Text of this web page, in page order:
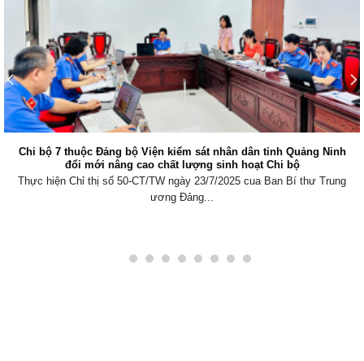
Viện kiểm sát nhân dân khu vực 6, Quảng Ninh tăng cường phối
hợp xử lý nợ thuế
Thực hiện Nghị quyết số 205/2025/QH15 của Quốc hội về thí điểm
Viện kiểm sát...